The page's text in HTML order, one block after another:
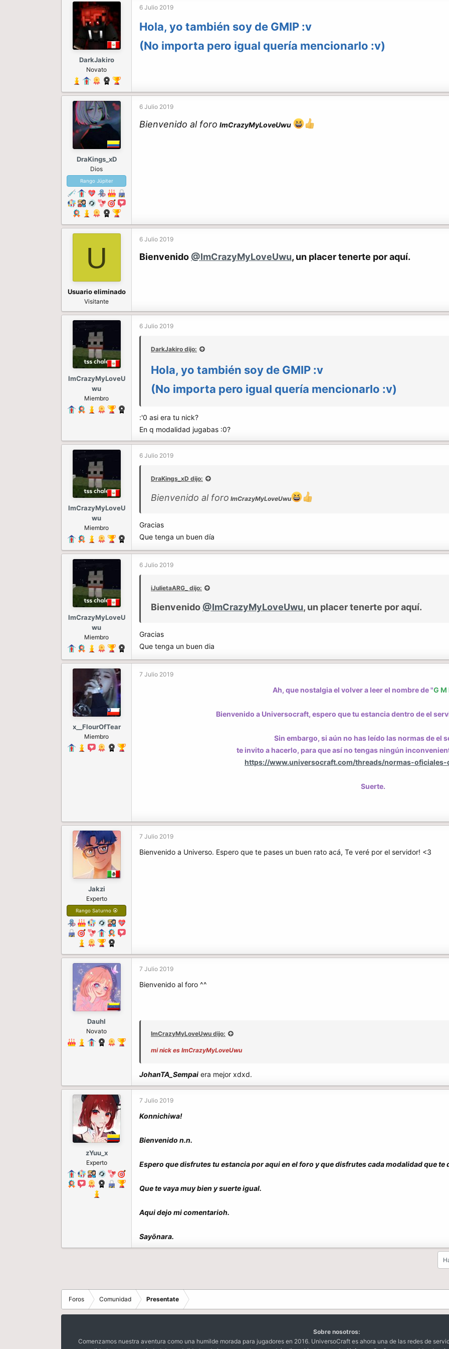
DarkJakiro
Novato
6 Julio 2019
Hola, yo también soy de GMIP :v
(No importa pero igual quería mencionarlo :v)
DraKings_xD
Dios
Rango Júpiter
6 Julio 2019
Bienvenido al foro ImCrazyMyLoveUwu
U
Usuario eliminado
Visitante
6 Julio 2019
Bienvenido @ImCrazyMyLoveUwu, un placer tenerte por aquí.
ImCrazyMyLoveU
wu
Miembro
6 Julio 2019
DarkJakiro dijo:
Hola, yo también soy de GMIP :v
(No importa pero igual quería mencionarlo :v)
:'0 asi era tu nick?
En q modalidad jugabas :0?
ImCrazyMyLoveU
wu
Miembro
6 Julio 2019
DraKings_xD dijo:
Bienvenido al foro ImCrazyMyLoveUwu
Gracias
Que tenga un buen día
ImCrazyMyLoveU
wu
Miembro
6 Julio 2019
iJulietaARG_ dijo:
Bienvenido @ImCrazyMyLoveUwu, un placer tenerte por aquí.
Gracias
Que tenga un buen dia
x__FlourOfTear
Miembro
7 Julio 2019
Ah, que nostalgia el volver a leer el nombre de "G M
Bienvenido a Universocraft, espero que tu estancia dentro de el
Sin embargo, si aún no has leído las normas de el
te invito a hacerlo, para que así no tengas ningún
https://www.universocraft.com/threads/normas-oficiales-
Suerte.
Jakzi
Experto
Rango Saturno ⦿
7 Julio 2019
Bienvenido a Universo. Espero que te pases un buen rato acá, Te veré por el servidor! <3
Dauhl
Novato
7 Julio 2019
Bienvenido al foro ^^
ImCrazyMyLoveUwu dijo:
mi nick es ImCrazyMyLoveUwu
JohanTA_Sempai era mejor xdxd.
zYuu_x
Experto
7 Julio 2019
Konnichiwa!
Bienvenido n.n.
Espero que disfrutes tu estancia por aqui en el foro y que disfrutes cada modalidad que te
Que te vaya muy bien y suerte igual.
Aqui dejo mi comentarioh.
Sayōnara.
Foros Comunidad Presentate
Sobre nosotros:
Comenzamos nuestra aventura como una humilde morada para jugadores en 2016. UniversoCraft es ahora una de las redes de